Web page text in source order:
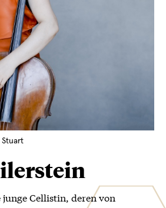
Stuart
junge Cellistin, deren von